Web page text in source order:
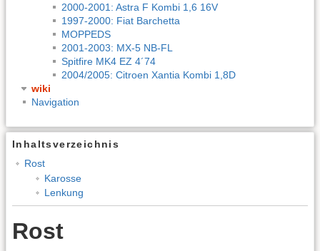
2000-2001: Astra F Kombi 1,6 16V
1997-2000: Fiat Barchetta
MOPPEDS
2001-2003: MX-5 NB-FL
Spitfire MK4 EZ 4´74
2004/2005: Citroen Xantia Kombi 1,8D
wiki
Navigation
Inhaltsverzeichnis
Rost
Karosse
Lenkung
Rost